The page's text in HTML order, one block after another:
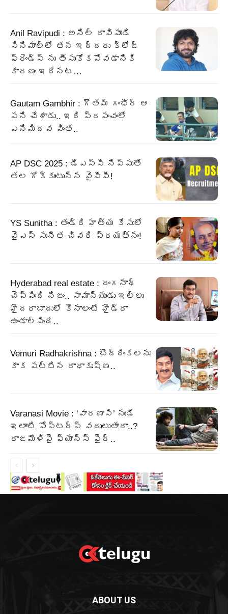
Anil Ravipudi : అనిల్ రావిపూడి
సినిమాల్లో తన ఇద్దరు క్లోజ్
ఫ్రెండ్స్ ను తీసుకోకపోవడానికి
కారణం ఇదేనట…
Gautam Gambhir : గౌతమ్ గంభీర్ ఆ
పని చేశాడు.. ఇది ప్రపంచంలో
ఎనిమిదవ వింత..
AP DSC 2025 : డీఎస్సీ నిప్పుతో
తల గోక్కుంటున్న వైసీపీ!
YS Sunitha : తండ్రి హత్య కేసులో
వైఎస్ సునీత చివరి ప్రయత్నం!
Hyderabad real estate : రంగనాథ్
చెప్పింది నిజం.. సామాన్యుడు ఇల్లు
హైదరాబాదులో కొనాలంటే హైడ్రా
ఉండాల్సిందే..
Vemuri Radhakrishna : బొద్దింకలను
కాక పట్టిన రాధాకృష్ణ..
Varanasi Movie : ‘వారణాసి’ నుండి
ఇలాంటి పోస్టర్స్ వదులుతారా..?
రాజమౌళిపై ఫ్యాన్స్ ఫైర్..
ABOUT US